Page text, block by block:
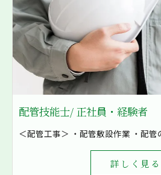
配管技能士/ 正社員・経験者
詳しく見る